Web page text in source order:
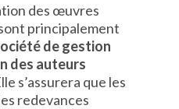
des œuvres
principalement
de gestion
des auteurs
s’assurera que les
redevances